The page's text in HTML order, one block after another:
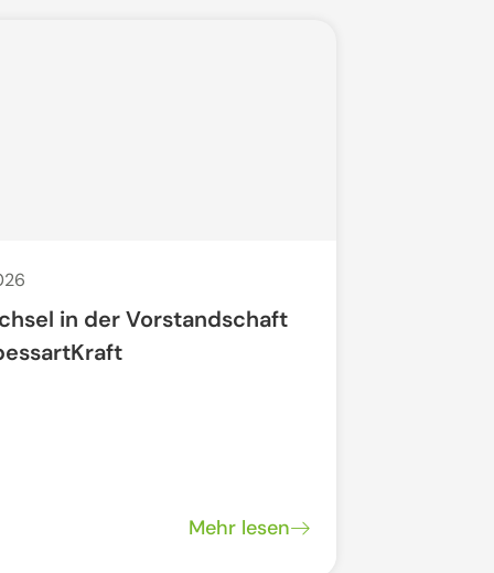
in der Vorstandschaft
Mehr lesen